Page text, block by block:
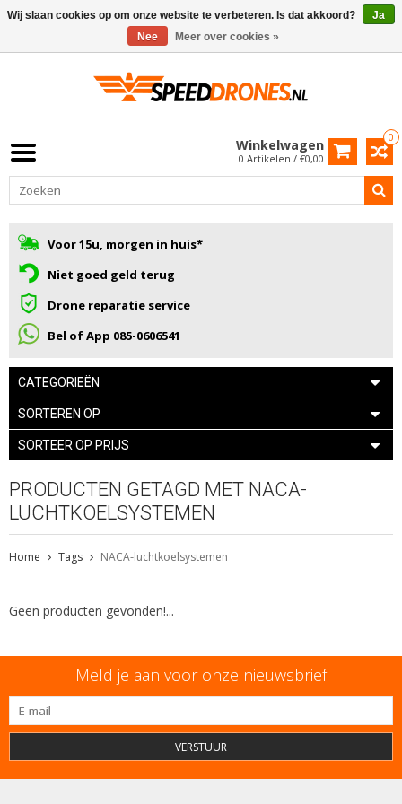
0
Winkelwagen
0 Artikelen / €0,00
Voor 15u, morgen in huis*
Niet goed geld terug
Drone reparatie service
Bel of App 085-0606541
CATEGORIEËN
SORTEREN OP
SORTEER OP PRIJS
PRODUCTEN GETAGD MET NACA-
LUCHTKOELSYSTEMEN
Home Tags NACA-luchtkoelsystemen
Geen producten gevonden!...
Meld je aan voor onze nieuwsbrief
VERSTUUR
Wij slaan cookies op om onze website te verbeteren. Is dat akkoord?
Ja
Nee
Meer over cookies »